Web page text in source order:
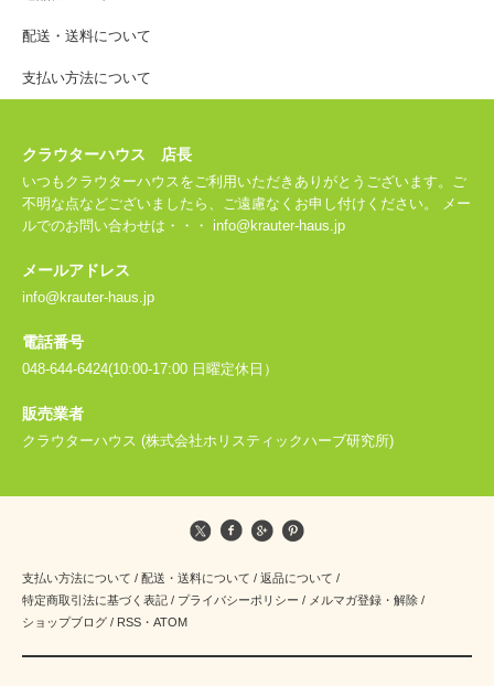
配送・送料について
支払い方法について
クラウターハウス 店長
いつもクラウターハウスをご利用いただきありがとうございます。ご
不明な点などございましたら、ご遠慮なくお申し付けください。 メー
ルでのお問い合わせは・・・ info@krauter-haus.jp
メールアドレス
info@krauter-haus.jp
電話番号
048-644-6424(10:00-17:00 日曜定休日）
販売業者
クラウターハウス (株式会社ホリスティックハーブ研究所)
支払い方法について / 配送・送料について / 返品について /
特定商取引法に基づく表記 / プライバシーポリシー / メルマガ登録・解除 /
ショップブログ / RSS ・ ATOM